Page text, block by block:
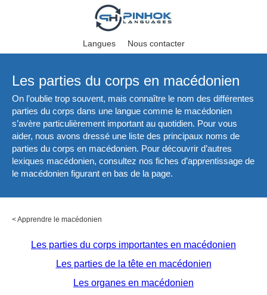
Langues Nous contacter
Les parties du corps en macédonien
On l’oublie trop souvent, mais connaître le nom des différentes
parties du corps dans une langue comme le macédonien
s’avère particulièrement important au quotidien. Pour vous
aider, nous avons dressé une liste des principaux noms de
parties du corps en macédonien. Pour découvrir d’autres
lexiques macédonien, consultez nos fiches d’apprentissage de
le macédonien figurant en bas de la page.
<Apprendre le macédonien
Les parties du corps importantes en macédonien
Les parties de la tête en macédonien
Les organes en macédonien